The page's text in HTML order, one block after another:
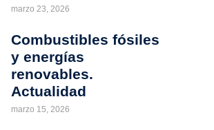
marzo 23, 2026
Combustibles fósiles
y energías
renovables.
Actualidad
marzo 15, 2026